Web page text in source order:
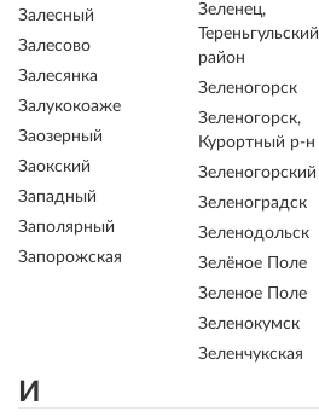
Залесный
Залесово
Залесянка
Залукокоаже
Заозерный
Заокский
Западный
Заполярный
Запорожская
Зеленец,
Тереньгульский
район
Зеленогорск
Зеленогорск,
Курортный р-н
Зеленогорский
Зеленоградск
Зеленодольск
Зелёное Поле
Зеленое Поле
Зеленокумск
Зеленчукская
И